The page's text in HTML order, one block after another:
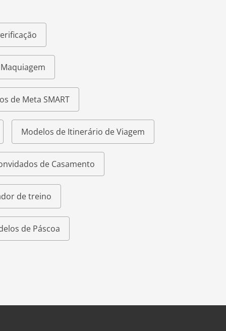
de Meta SMART
Modelos de Itinerário de Viagem
de Casamento
de treino
de Páscoa